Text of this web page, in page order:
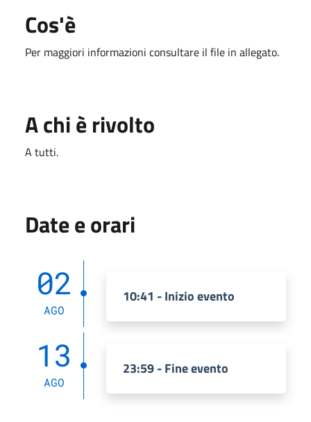
Cos'è
Per maggiori informazioni consultare il file in allegato.
A chi è rivolto
A tutti.
Date e orari
02
AGO
10:41 - Inizio evento
13
AGO
23:59 - Fine evento